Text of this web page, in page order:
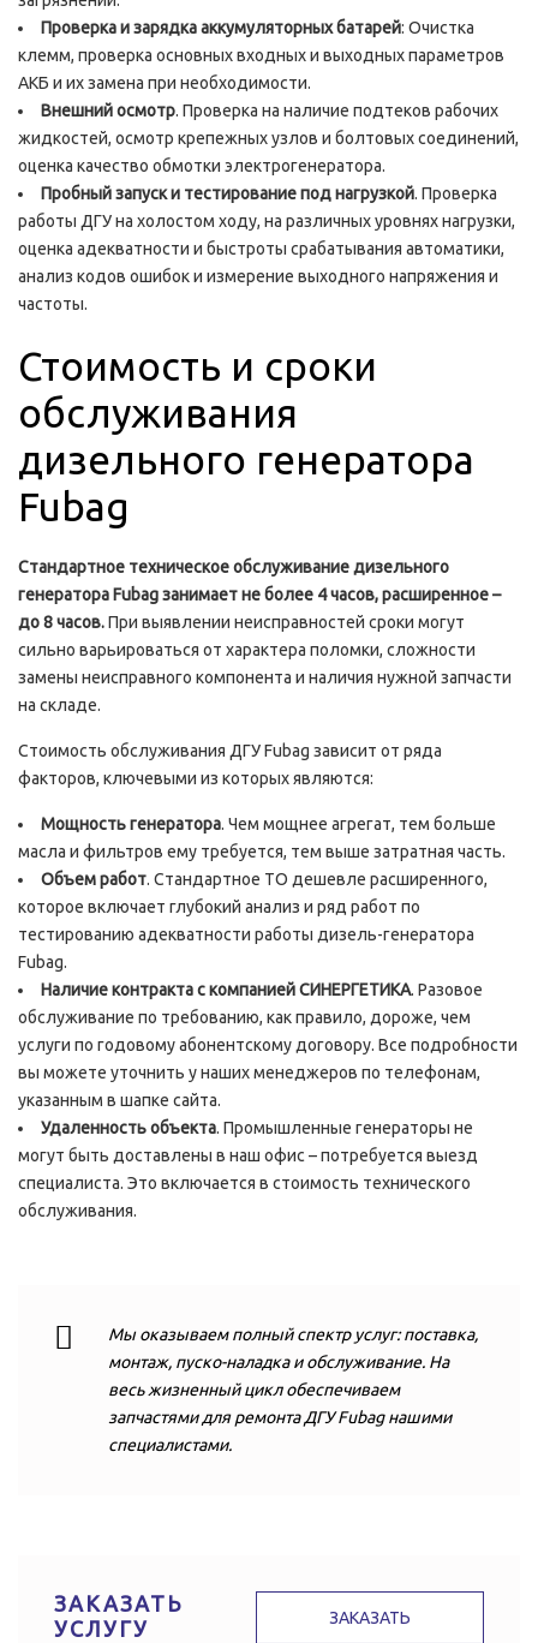
Проверка и зарядка аккумуляторных батарей: Очистка
клемм, проверка основных входных и выходных параметров
АКБ и их замена при необходимости.
Внешний осмотр. Проверка на наличие подтеков рабочих
жидкостей, осмотр крепежных узлов и болтовых соединений,
оценка качество обмотки электрогенератора.
Пробный запуск и тестирование под нагрузкой. Проверка
работы ДГУ на холостом ходу, на различных уровнях нагрузки,
оценка адекватности и быстроты срабатывания автоматики,
анализ кодов ошибок и измерение выходного напряжения и
частоты.
Стоимость и сроки
обслуживания
дизельного генератора
Fubag
Стандартное техническое обслуживание дизельного
генератораFubag занимает не более 4 часов, расширенное –
до 8 часов.При выявлении неисправностей сроки могут
сильно варьироваться от характера поломки, сложности
замены неисправного компонента и наличия нужной запчасти
на складе.
Стоимость обслуживания ДГУ Fubag зависит от ряда
факторов, ключевыми из которых являются:
Мощность генератора. Чем мощнее агрегат, тем больше
масла и фильтров ему требуется, тем выше затратная часть.
Объем работ. Стандартное ТО дешевле расширенного,
которое включает глубокий анализ и ряд работ по
тестированию адекватности работы дизель-генератора
Fubag.
Наличие контракта с компанией СИНЕРГЕТИКА. Разовое
обслуживание по требованию, как правило, дороже, чем
услуги по годовому абонентскому договору. Все подробности
вы можете уточнить у наших менеджеров по телефонам,
указанным в шапке сайта.
Удаленность объекта. Промышленные генераторы не
могут быть доставлены в наш офис – потребуется выезд
специалиста. Это включается в стоимость технического
обслуживания.
Мы оказываем полный спектр услуг: поставка,
монтаж, пуско-наладка и обслуживание. На
весь жизненный цикл обеспечиваем
запчастями для ремонта ДГУ Fubag нашими
специалистами.
ЗАКАЗАТЬ
УСЛУГУ
ЗАКАЗАТЬ